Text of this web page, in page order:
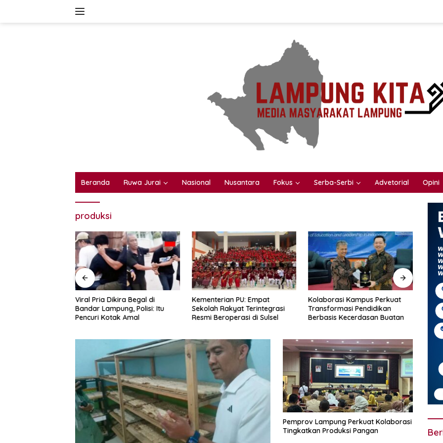
Beranda Ruwa Jurai Nasional Nusantara Fokus Serba-Serbi Advetorial Opini
produksi
Kementerian PU: Empat
Sekolah Rakyat Terintegrasi
Resmi Beroperasi di Sulsel
Kolaborasi Kampus Perkuat
Transformasi Pendidikan
Berbasis Kecerdasan Buatan
Berkas Lengkap, Polisi
Limpahkan Tersangka
Pembunuh Istri Siri Ke Kejari
Ini
Pemprov Lampung Perkuat Kolaborasi
Tingkatkan Produksi Pangan